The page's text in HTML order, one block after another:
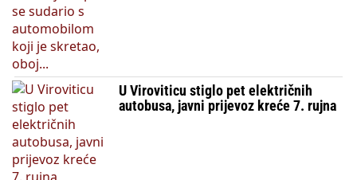
U Viroviticu stiglo pet električnih
autobusa, javni prijevoz kreće 7. rujna